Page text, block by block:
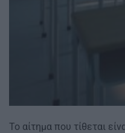
Το αίτημα που τίθεται